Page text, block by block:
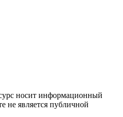
носит информационный
не является публичной